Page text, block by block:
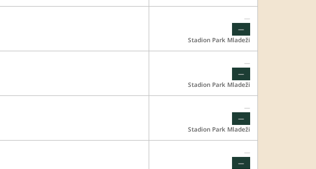
—
—
Stadion Park Mladeži
—
—
Stadion Park Mladeži
—
—
Stadion Park Mladeži
—
—